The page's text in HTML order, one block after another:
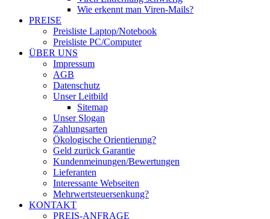
Wie erkennt man Viren-Mails?
PREISE
Preisliste Laptop/Notebook
Preisliste PC/Computer
ÜBER UNS
Impressum
AGB
Datenschutz
Unser Leitbild
Sitemap
Unser Slogan
Zahlungsarten
Ökologische Orientierung?
Geld zurück Garantie
Kundenmeinungen/Bewertungen
Lieferanten
Interessante Webseiten
Mehrwertsteuersenkung?
KONTAKT
PREIS-ANFRAGE